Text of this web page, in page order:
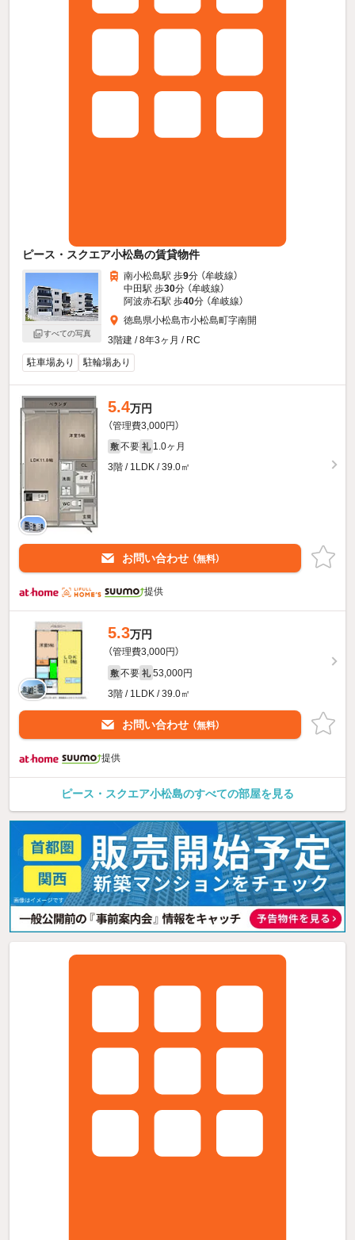
ピース・スクエア小松島の賃貸物件
すべての写真
南小松島駅 歩9分 （牟岐線）
中田駅 歩30分 （牟岐線）
阿波赤石駅 歩40分 （牟岐線）
徳島県小松島市小松島町字南開
3階建 / 8年3ヶ月 / RC
駐車場あり
駐輪場あり
5.4万円
（管理費3,000円）
敷 不要 礼 1.0ヶ月
3階 / 1LDK / 39.0㎡
お問い合わせ （無料）
提供
5.3万円
（管理費3,000円）
敷 不要 礼 53,000円
3階 / 1LDK / 39.0㎡
お問い合わせ （無料）
提供
ピース・スクエア小松島のすべての部屋を見る